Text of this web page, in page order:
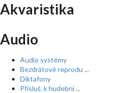
Akvaristika
Audio
Audio systémy
Bezdrátové reprodu ...
Diktafony
Přísluš. k hudební ...